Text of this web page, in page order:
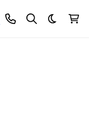
Темная